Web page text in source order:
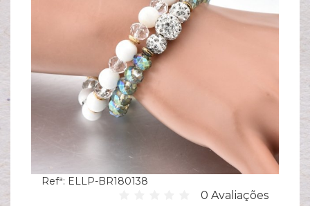
/
Refª: ELLP-BR180138
0 Avaliações